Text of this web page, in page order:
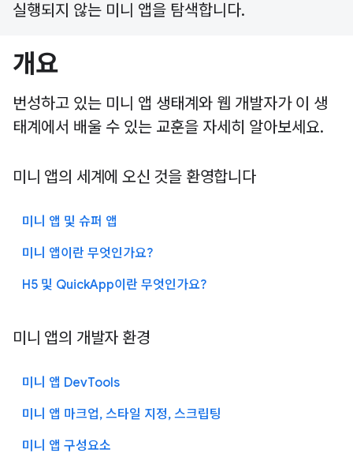
실행되지 않는 미니 앱을 탐색합니다.
개요
번성하고 있는 미니 앱 생태계와 웹 개발자가 이 생
태계에서 배울 수 있는 교훈을 자세히 알아보세요.
미니 앱의 세계에 오신 것을 환영합니다
미니 앱 및 슈퍼 앱
미니 앱이란 무엇인가요?
H5 및 QuickApp이란 무엇인가요?
미니 앱의 개발자 환경
미니 앱 DevTools
미니 앱 마크업, 스타일 지정, 스크립팅
미니 앱 구성요소